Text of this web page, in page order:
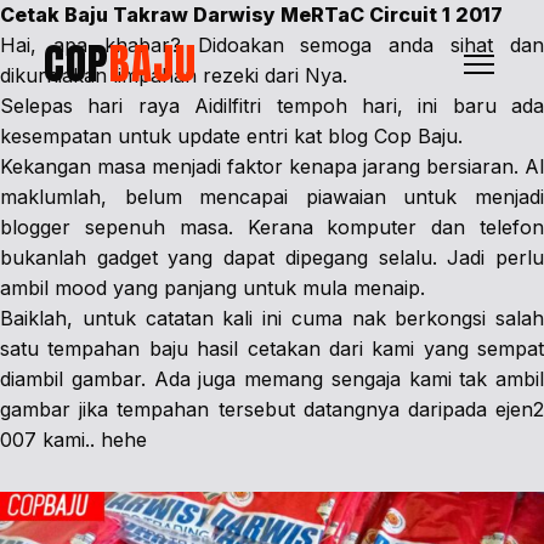
COPBAJU
Cetak Baju Takraw Darwisy MeRTaC Circuit 1 2017
Hai, apa khabar? Didoakan semoga anda sihat dan
dikurniakan limpahan rezeki dari Nya.
Selepas hari raya Aidilfitri tempoh hari, ini baru ada
kesempatan untuk update entri kat blog Cop Baju.
Kekangan masa menjadi faktor kenapa jarang bersiaran. Al
maklumlah, belum mencapai piawaian untuk menjadi
blogger sepenuh masa. Kerana komputer dan telefon
bukanlah gadget yang dapat dipegang selalu. Jadi perlu
ambil mood yang panjang untuk mula menaip.
Baiklah, untuk catatan kali ini cuma nak berkongsi salah
satu tempahan baju hasil cetakan dari kami yang sempat
diambil gambar. Ada juga memang sengaja kami tak ambil
gambar jika tempahan tersebut datangnya daripada ejen2
007 kami.. hehe